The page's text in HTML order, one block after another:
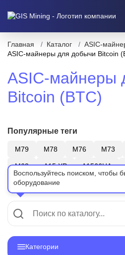
Главная / Каталог / ASIC-
ASIC-майнеры для добычи Bitcoin
ASIC-майнеры
Bitcoin (BTC)
Популярные теги
M79 M78 M76 M73
M63 A15 XP A1566HA
S21 T21
Canaan ElphaPex SHA-
BTC LTC+DOGE ZEC
Показать еще
Воспользуйтесь поиском, чтобы
оборудование
Категории